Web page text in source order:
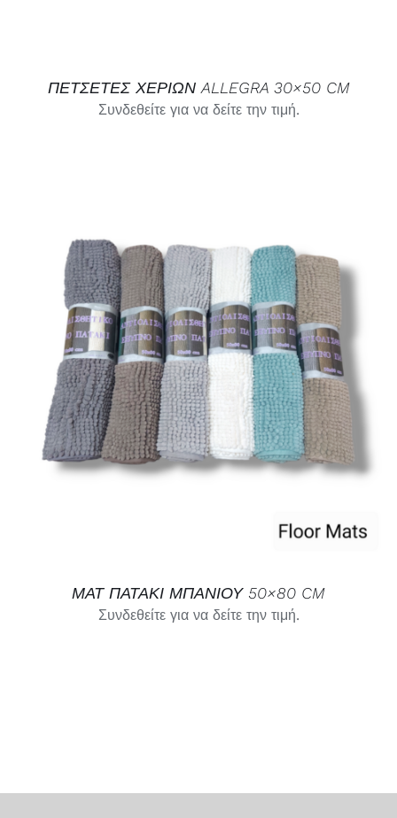
ΠΕΤΣΕΤΕΣ ΧΕΡΙΩΝ ALLEGRA 30×50 CM
Συνδεθείτε για να δείτε την τιμή.
SELECT OPTIONS
/
ΛΕΠΤΟΜΈΡΕΙΕΣ
ΜΑΤ ΠΑΤΑΚΙ ΜΠΑΝΙΟΥ 50×80 CM
Συνδεθείτε για να δείτε την τιμή.